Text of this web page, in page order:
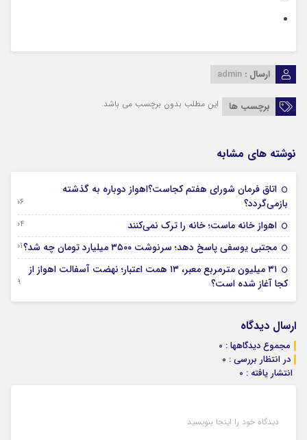
ارسال : admin
برچسب ها این مطلب بدون برچسب می باشد.
نوشته های مشابه
اتاق فرمان شورای هفتم کجاست؟اهواز دوباره به گذشته
بازمی‌گردد؟
06 آگوست 2026
اهواز خانه ماست؛ خانه را ترک نمی‌کنند 04 آگوست 2026
مجتبی یوسفی پاسخ دهد؛ سرنوشت ۳۵۰۰ میلیارد تومان چه شد؟ 01 آگوست 2026
۳۱ میلیون مترمربع معبر، ۱۳ همت اعتبار؛ نهضت آسفالت اهواز از
کجا آغاز شده است؟
29 جولای 2026
ارسال دیدگاه
مجموع دیدگاهها : 0
در انتظار بررسی : 0
انتشار یافته : 0
دیدگاه خود را اینجا بنویسید